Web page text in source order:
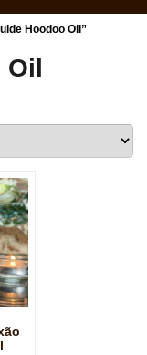
Hoodoo Oil”
Oil